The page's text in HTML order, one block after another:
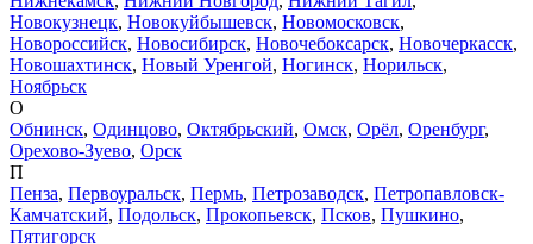
Новокузнецк, Новокуйбышевск, Новомосковск,
Новороссийск, Новосибирск, Новочебоксарск, Новочеркасск,
Новошахтинск, Новый Уренгой, Ногинск, Норильск,
Ноябрьск
О
Обнинск, Одинцово, Октябрьский, Омск, Орёл, Оренбург,
Орехово-Зуево, Орск
П
Пенза, Первоуральск, Пермь, Петрозаводск, Петропавловск-
Камчатский, Подольск, Прокопьевск, Псков, Пушкино,
Пятигорск